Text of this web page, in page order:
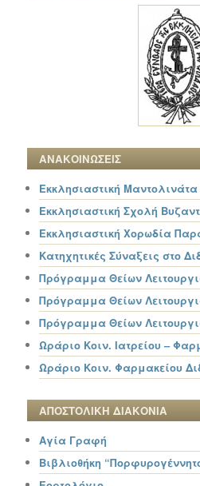
ΑΝΑΚΟΙΝΩΣΕΙΣ
Εκκλησιαστική
Εκκλησιαστική Σχολή
Εκκλησιαστική Χορωδία
Κατηχητικές Σύναξεις στο
Πρόγραμμα Θείων
Πρόγραμμα Θείων
Πρόγραμμα Θείων
Ωράριο Κοιν. Ιατρείου –
Ωράριο Κοιν. Φαρμακείου
ΑΠΟΣΤΟΛΙΚΗ ΔΙΑΚΟΝΙΑ
Αγία Γραφή
Βιβλιοθήκη